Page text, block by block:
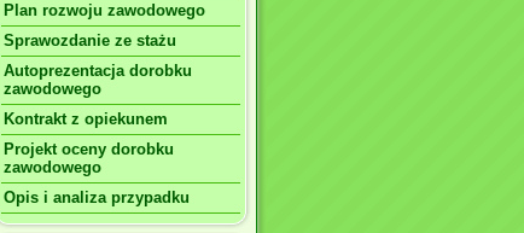
Plan rozwoju zawodowego
Sprawozdanie ze stażu
Autoprezentacja dorobku
zawodowego
Kontrakt z opiekunem
Projekt oceny dorobku
zawodowego
Opis i analiza przypadku